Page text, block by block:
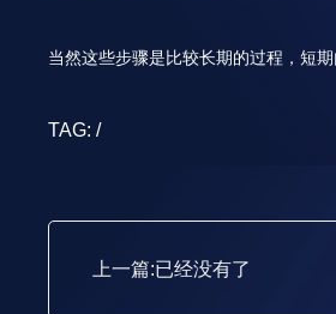
当然这些步骤是比较长期的过程，短
TAG:/
上一篇:已经没有了